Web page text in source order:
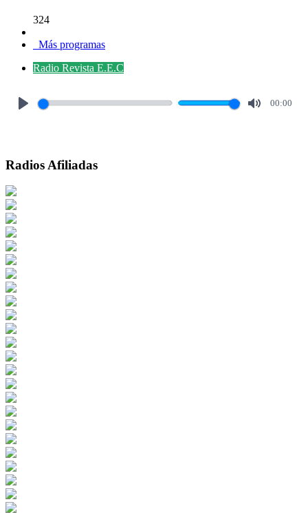
324
Más programas
Radio Revista E.E.C
00:00
Radios Afiliadas